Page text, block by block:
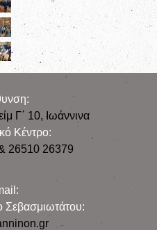
Γ΄ 10, Iωάννινα
Κέντρο:
26510 26379
Σεβασμιωτάτου: